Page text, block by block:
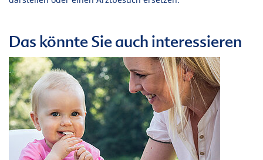
Das könnte Sie auch interessieren